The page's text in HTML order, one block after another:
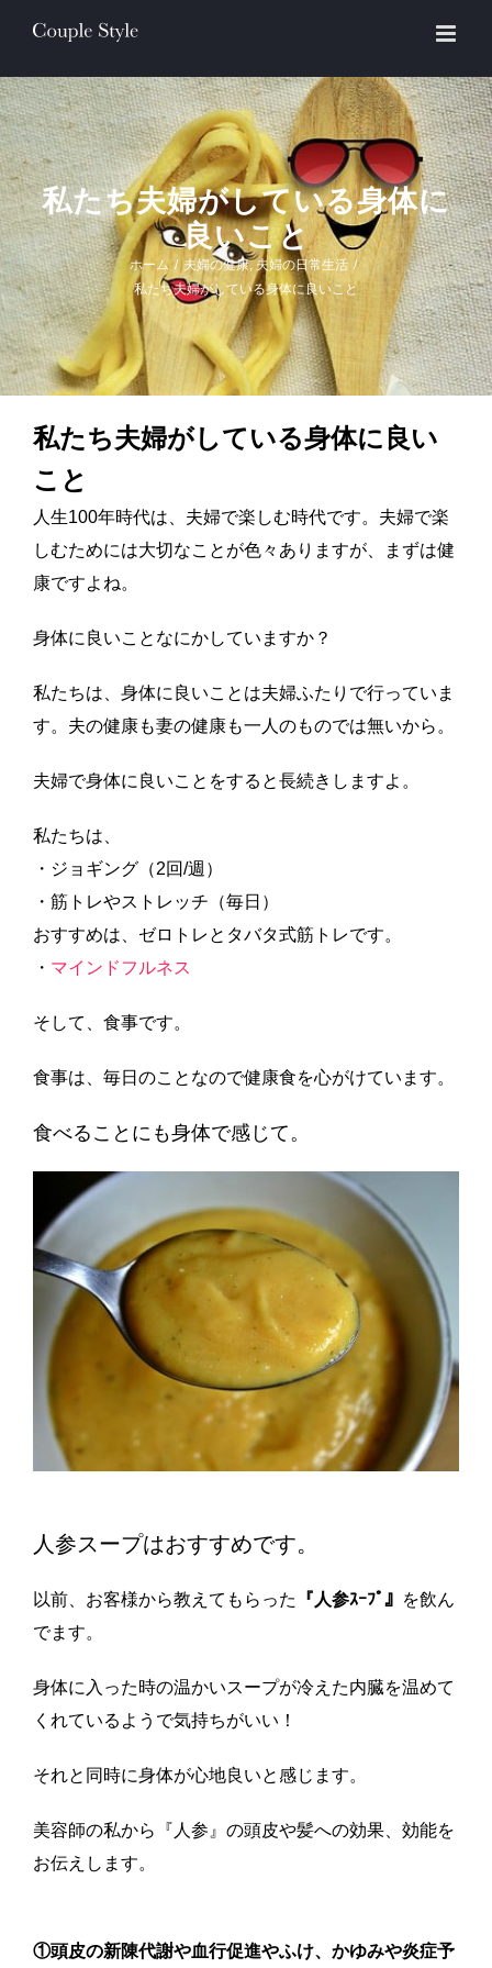
content
私たち夫婦がしている身体に
良いこと
ホーム / 夫婦の健康,夫婦の日常生活 /
私たち夫婦がしている身体に良いこと
私たち夫婦がしている身体に良い
こと
人生100年時代は、夫婦で楽しむ時代です。夫婦で楽
しむためには大切なことが色々ありますが、まずは健
康ですよね。
身体に良いことなにかしていますか？
私たちは、身体に良いことは夫婦ふたりで行っていま
す。夫の健康も妻の健康も一人のものでは無いから。
夫婦で身体に良いことをすると長続きしますよ。
私たちは、
・ジョギング（2回/週）
・筋トレやストレッチ（毎日）
おすすめは、ゼロトレとタバタ式筋トレです。
・ マインドフルネス
そして、食事です。
食事は、毎日のことなので健康食を心がけています。
食べることにも身体で感じて。
人参スープはおすすめです。
以前、お客様から教えてもらった 『人参ｽｰﾌﾟ』 を飲ん
でます。
身体に入った時の温かいスープが冷えた内臓を温めて
くれているようで気持ちがいい！
それと同時に身体が心地良いと感じます。
美容師の私から『人参』の頭皮や髪への効果、効能を
お伝えします。
①頭皮の新陳代謝や血行促進やふけ、かゆみや炎症予